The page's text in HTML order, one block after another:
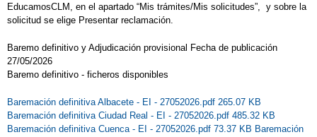
EducamosCLM, en el apartado “Mis trámites/Mis solicitudes”, y sobre la
solicitud se elige Presentar reclamación.
Baremo definitivo y Adjudicación provisional Fecha de publicación
27/05/2026
Baremo definitivo - ficheros disponibles
Baremación definitiva Albacete - EI - 27052026.pdf 265.07 KB
Baremación definitiva Ciudad Real - EI - 27052026.pdf 485.32 KB
Baremación definitiva Cuenca - EI - 27052026.pdf 73.37 KB Baremación